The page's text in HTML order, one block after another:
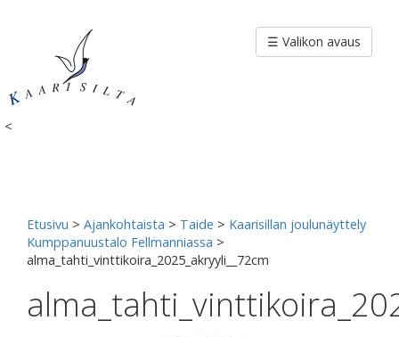
<
☰ Valikon avaus
Etusivu > Ajankohtaista > Taide > Kaarisillan joulunäyttely
Kumppanuustalo Fellmanniassa >
alma_tahti_vinttikoira_2025_akryyli__72cm